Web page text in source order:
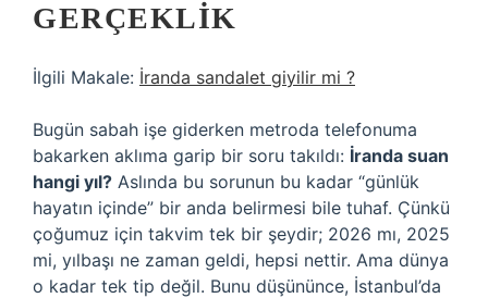
GERÇEKLIK
İlgili Makale: İranda sandalet giyilir mi ?
Bugün sabah işe giderken metroda telefonuma
bakarken aklıma garip bir soru takıldı: İranda suan
hangi yıl? Aslında bu sorunun bu kadar “günlük
hayatın içinde” bir anda belirmesi bile tuhaf. Çünkü
çoğumuz için takvim tek bir şeydir; 2026 mı, 2025
mi, yılbaşı ne zaman geldi, hepsi nettir. Ama dünya
o kadar tek tip değil. Bunu düşününce, İstanbul’da